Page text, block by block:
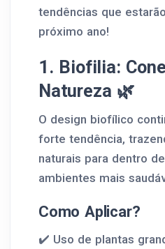
tendências que
próximo ano!
1. Biofilia:
Natureza 🌿
O design biofílico
forte tendência,
naturais para dentro
ambientes mais
Como Aplicar?
✔️ Uso de plantas